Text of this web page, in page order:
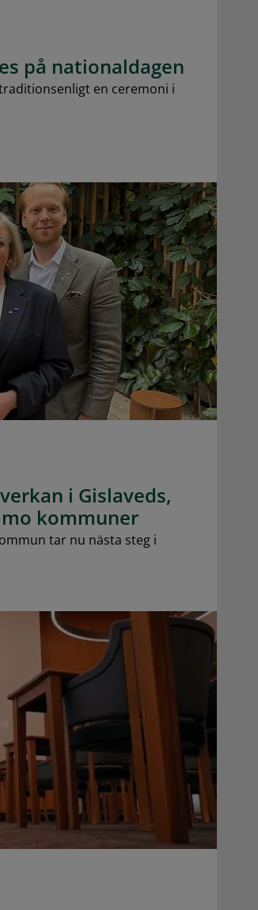
på nationaldagen
en ceremoni i
i Gislaveds,
kommuner
tar nu nästa steg i